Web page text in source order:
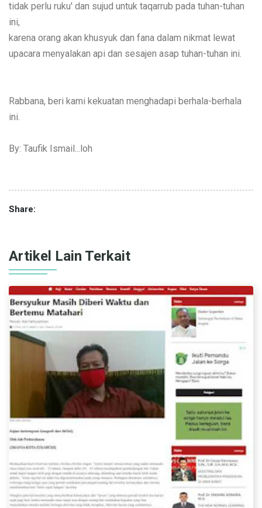
tidak perlu ruku' dan sujud untuk taqarrub pada tuhan-tuhan
ini,
karena orang akan khusyuk dan fana dalam nikmat lewat
upacara menyalakan api dan sesajen asap tuhan-tuhan ini.
Rabbana, beri kami kekuatan menghadapi berhala-berhala
ini.
By: Taufik Ismail...loh
Share:
Artikel Lain Terkait